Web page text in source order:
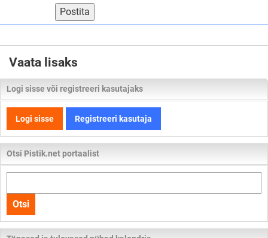
Postita
Vaata lisaks
Logi sisse või registreeri kasutajaks
Logi sisse Registreeri kasutaja
Otsi Pistik.net portaalist
kogu
lehelt
Otsi